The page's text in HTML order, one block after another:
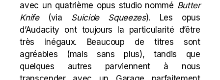
avec un quatrième opus studio nommé Butter
Knife(via Suicide Squeezes). Les opus
d’Audacity ont toujours la particularité d’être
très inégaux. Beaucoup de titres sont
agréables (mais sans plus), tandis que
quelques autres parviennent à nous